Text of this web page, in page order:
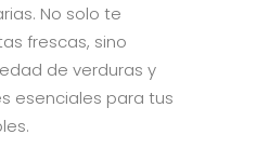
No solo te
frescas, sino
de verduras y
esenciales para tus